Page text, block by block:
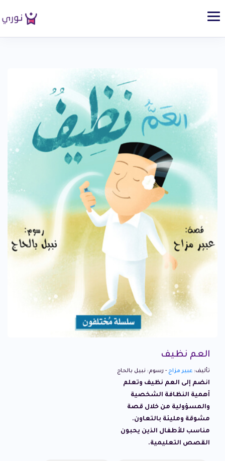
العم نظيف
تأليف: عبير مزاح - رسوم: نبيل بالحاج
انضم إلى العم نظيف وتعلم
أهمية النظافة الشخصية
والمسؤولية من خلال قصة
مشوقة ومليئة بالتعاون.
مناسب للأطفال الذين يحبون
القصص التعليمية.